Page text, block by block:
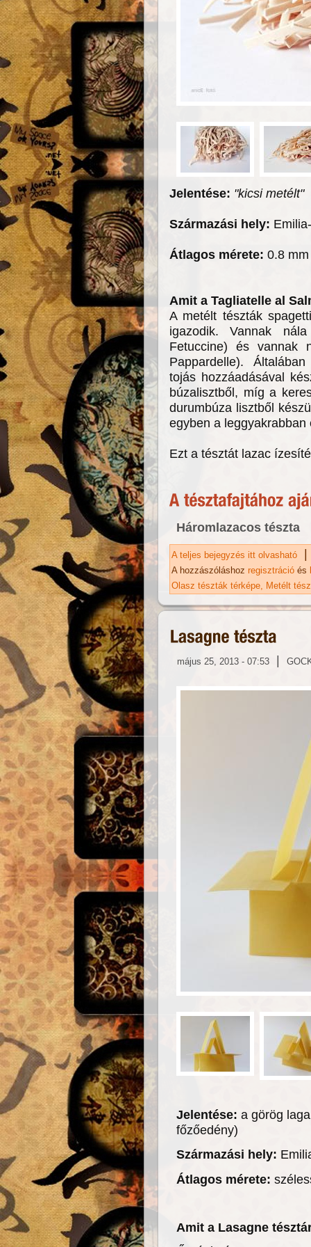
Jelentése: "kicsi metélt"
Származási hely:
Átlagos mérete: 0.8
Amit a Tagliatelle al
A metélt tészták
igazodik. Vannak
Fetuccine) és vannak
Pappardelle).
tojás hozzáadásával
búzalisztből, míg a
durumbúza lisztből
egyben a
Ezt a tésztát lazac
Háromlazacos tészta
A teljes bejegyzés itt olvasható |
A hozzászóláshoz regisztráció és
Olasz tészták térképe
Metélt
május 25, 2013 - 07:53 |
Jelentése: a görög
főzőedény)
Származási hely:
Átlagos mérete:
Amit a Lasagne